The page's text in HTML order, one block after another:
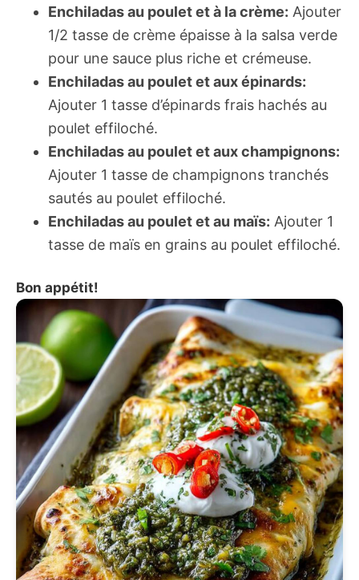
Enchiladas au poulet et à la crème: Ajouter
1/2 tasse de crème épaisse à la salsa verde
pour une sauce plus riche et crémeuse.
Enchiladas au poulet et aux épinards:
Ajouter 1 tasse d’épinards frais hachés au
poulet effiloché.
Enchiladas au poulet et aux champignons:
Ajouter 1 tasse de champignons tranchés
sautés au poulet effiloché.
Enchiladas au poulet et au maïs: Ajouter 1
tasse de maïs en grains au poulet effiloché.
Bon appétit!